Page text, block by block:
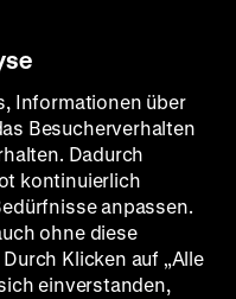
M: Stefan
John, Jörg
105'
20 UhrDer
näher ans Dorf
Häuser verrotten,
Heiner Carow
seines
eines zornigen
als auch
das untergegangene
auch der
Informationen über
Besucherverhalten
Dadurch
kontinuierlich
anpassen.
ohne diese
Klicken auf „Alle
einverstanden,